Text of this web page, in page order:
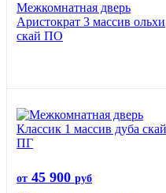
Межкомнатная дверь
Аристократ 3 массив ольхи
скай ПО
от 45 900 руб